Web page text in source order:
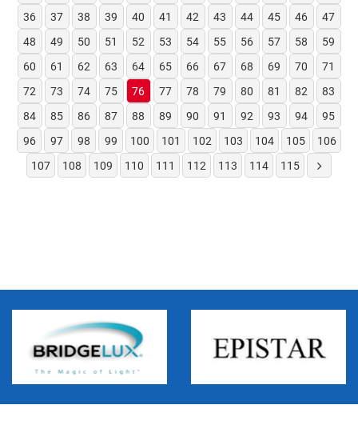
36
37 38 39 40 41 42 43 44 45 46
47
48
49 50 51 52 53 54 55 56 57 58
59
60
61 62 63 64 65 66 67 68 69 70
71
72
73 74 75 76 77 78 79 80 81 82
83
84
85 86 87 88 89 90 91 92 93 94
95
96
97 98 99 100 101 102 103 104 105
106
107
108 109 110 111 112 113 114 115